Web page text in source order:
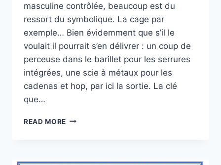
masculine contrôlée, beaucoup est du
ressort du symbolique. La cage par
exemple… Bien évidemment que s’il le
voulait il pourrait s’en délivrer : un coup de
perceuse dans le barillet pour les serrures
intégrées, une scie à métaux pour les
cadenas et hop, par ici la sortie. La clé
que…
READ MORE AYEZ
!